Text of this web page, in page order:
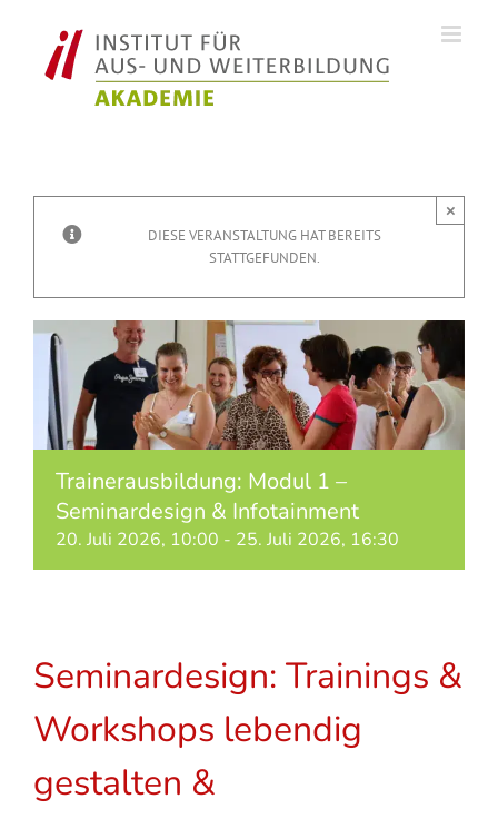
DIESE VERANSTALTUNG HAT BEREITS
STATTGEFUNDEN.
×
Trainerausbildung: Modul 1 –
Seminardesign & Infotainment
20. Juli 2026, 10:00 - 25. Juli 2026, 16:30
Seminardesign: Trainings &
Workshops lebendig
gestalten &